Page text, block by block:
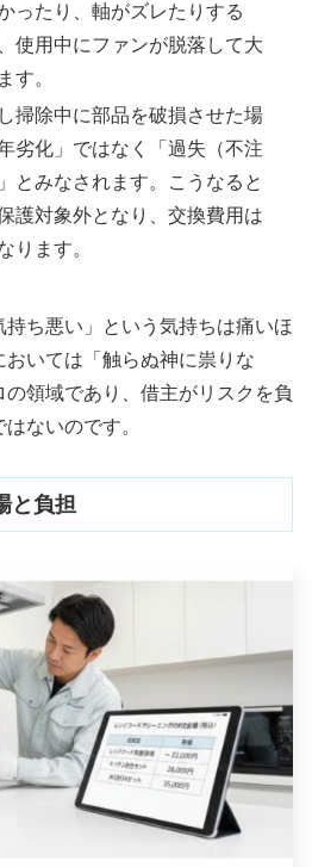
ったり、軸がズレたりする
使用中にファンが脱落して大
す。
掃除中に部品を破損させた場
劣化」ではなく「過失（不注
とみなされます。こうなると
護対象外となり、交換費用は
ります。
持ち悪い」という気持ちは痛いほ
いては「触らぬ神に祟りな
の領域であり、借主がリスクを負
ないのです。
と負担